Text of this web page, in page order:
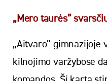
„Mero taurės”
„Aitvaro” gimnazijoje
kilnojimo varžybose